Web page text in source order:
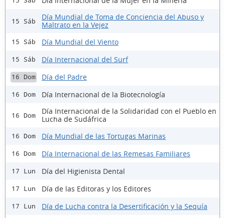
15 Sáb
Día Mundial de Toma de Conciencia del Abuso y
Maltrato en la Vejez
15 Sáb Día Mundial del Viento
15 Sáb Día Internacional del Surf
16 Dom Día del Padre
16 Dom Día Internacional de la Biotecnología
16 Dom
Día Internacional de la Solidaridad con el Pueblo en
Lucha de Sudáfrica
16 Dom Día Mundial de las Tortugas Marinas
16 Dom Día Internacional de las Remesas Familiares
17 Lun Día del Higienista Dental
17 Lun Día de las Editoras y los Editores
17 Lun Día de Lucha contra la Desertificación y la Sequía